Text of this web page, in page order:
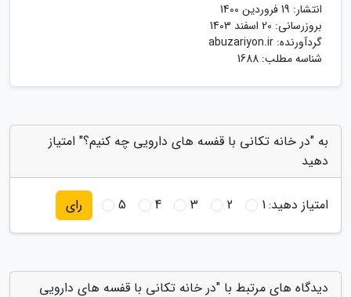
انتشار: 19 فروردین 1400
بروزرسانی: 20 اسفند 1403
گردآورنده: abuzariyon.ir
شناسه مطلب: 1688
به "در خانه تکانی با قفسه های دارویی چه کنیم؟" امتیاز
دهید
امتیاز دهید:1
2
3
4
5 رای
دیدگاه های مرتبط با "در خانه تکانی با قفسه های دارویی